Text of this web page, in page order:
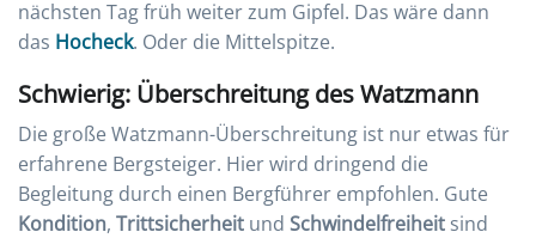
nächsten Tag früh weiter zum Gipfel. Das wäre dann
das Hocheck. Oder die Mittelspitze.
Schwierig: Überschreitung des Watzmann
Die große Watzmann-Überschreitung ist nur etwas für
erfahrene Bergsteiger. Hier wird dringend die
Begleitung durch einen Bergführer empfohlen. Gute
Kondition, Trittsicherheit und Schwindelfreiheit sind